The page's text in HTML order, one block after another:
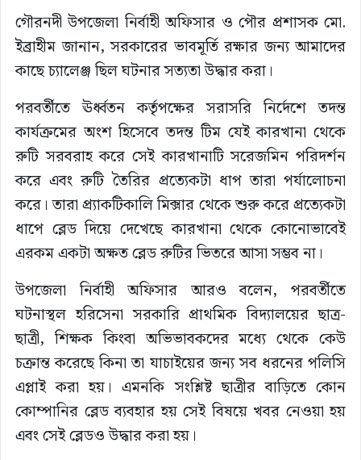
গৌরনদী উপজেলা নির্বাহী অফিসার ও পৌর প্রশাসক মো.
ইব্রাহীম জানান, সরকারের ভাবমূর্তি রক্ষার জন্য আমাদের
কাছে চ্যালেঞ্জ ছিল ঘটনার সত্যতা উদ্ধার করা।
পরবর্তীতে ঊর্ধ্বতন কর্তৃপক্ষের সরাসরি নির্দেশে তদন্ত
কার্যক্রমের অংশ হিসেবে তদন্ত টিম যেই কারখানা থেকে
রুটি সরবরাহ করে সেই কারখানাটি সরেজমিন পরিদর্শন
করে এবং রুটি তৈরির প্রত্যেকটা ধাপ তারা পর্যালোচনা
করে। তারা প্র্যাকটিকালি মিক্সার থেকে শুরু করে প্রত্যেকটা
ধাপে ব্লেড দিয়ে দেখেছে কারখানা থেকে কোনোভাবেই
এরকম একটা অক্ষত ব্লেড রুটির ভিতরে আসা সম্ভব না।
উপজেলা নির্বাহী অফিসার আরও বলেন, পরবর্তীতে
ঘটনাস্থল হরিসেনা সরকারি প্রাথমিক বিদ্যালয়ের ছাত্র-
ছাত্রী, শিক্ষক কিংবা অভিভাবকদের মধ্যে থেকে কেউ
চক্রান্ত করেছে কিনা তা যাচাইয়ের জন্য সব ধরনের পলিসি
এপ্লাই করা হয়। এমনকি সংশ্লিষ্ট ছাত্রীর বাড়িতে কোন
কোম্পানির ব্লেড ব্যবহার হয় সেই বিষয়ে খবর নেওয়া হয়
এবং সেই ব্লেডও উদ্ধার করা হয়।